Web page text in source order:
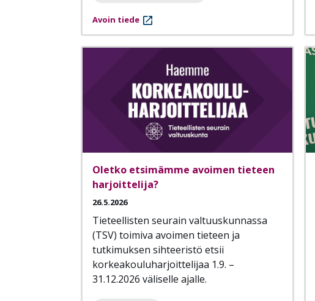
Avoin tiede
Oletko etsimämme avoimen tieteen
harjoittelija?
26.5.2026
Tieteellisten seurain valtuuskunnassa
(TSV) toimiva avoimen tieteen ja
tutkimuksen sihteeristö etsii
korkeakouluharjoittelijaa 1.9. –
31.12.2026 väliselle ajalle.